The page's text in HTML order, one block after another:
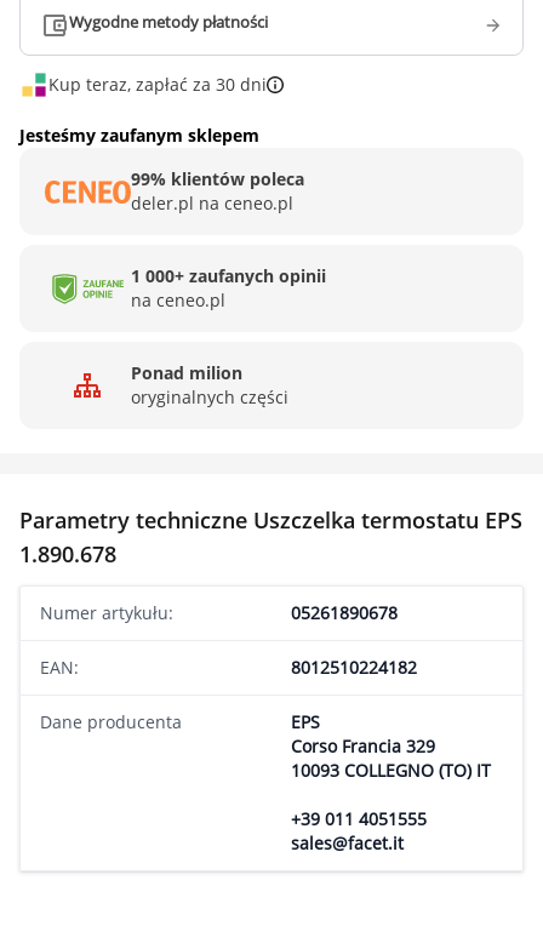
Wygodne metody płatności
Kup teraz, zapłać za 30 dni
Jesteśmy zaufanym sklepem
99% klientów poleca
deler.pl na ceneo.pl
1 000+ zaufanych opinii
na ceneo.pl
Ponad milion
oryginalnych części
Parametry techniczne Uszczelka termostatu EPS
1.890.678
Numer artykułu: 05261890678
EAN: 8012510224182
Dane producenta
EPS
Corso Francia 329
10093 COLLEGNO (TO) IT
+39 011 4051555
sales@facet.it